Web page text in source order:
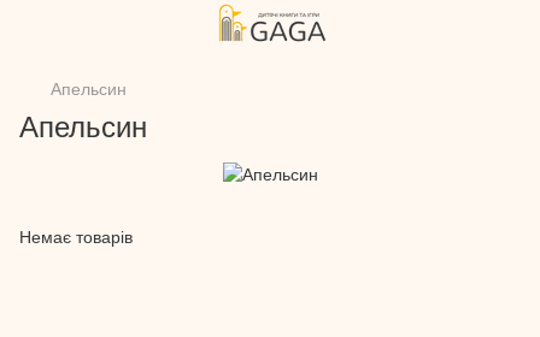
Апельсин
Апельсин
Немає товарів